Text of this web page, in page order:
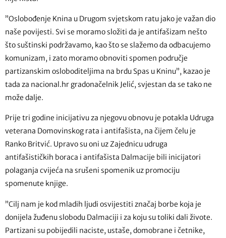
”Oslobođenje Knina u Drugom svjetskom ratu jako je važan dio
naše povijesti. Svi se moramo složiti da je antifašizam nešto
što suštinski podržavamo, kao što se slažemo da odbacujemo
komunizam, i zato moramo obnoviti spomen područje
partizanskim osloboditeljima na brdu Spas u Kninu”, kazao je
tada za nacional.hr gradonačelnik Jelić, svjestan da se tako ne
može dalje.
Prije tri godine inicijativu za njegovu obnovu je potakla Udruga
veterana Domovinskog rata i antifašista, na čijem čelu je
Ranko Britvić. Upravo su oni uz Zajednicu udruga
antifašističkih boraca i antifašista Dalmacije bili inicijatori
polaganja cvijeća na srušeni spomenik uz promociju
spomenute knjige.
”Cilj nam je kod mladih ljudi osvijestiti značaj borbe koja je
donijela žuđenu slobodu Dalmaciji i za koju su toliki dali živote.
Partizani su pobijedili naciste, ustaše, domobrane i četnike,